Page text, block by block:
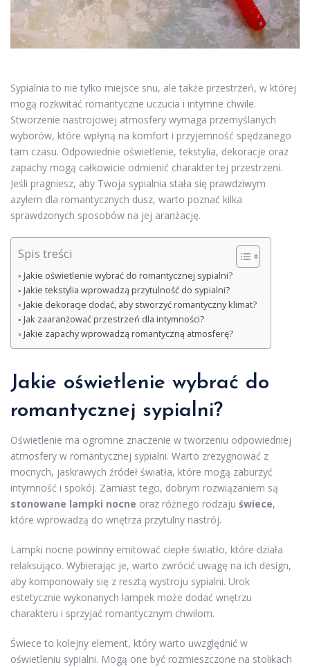
Sypialnia to nie tylko miejsce snu, ale także przestrzeń, w której
mogą rozkwitać romantyczne uczucia i intymne chwile.
Stworzenie nastrojowej atmosfery wymaga przemyślanych
wyborów, które wpłyną na komfort i przyjemność spędzanego
tam czasu. Odpowiednie oświetlenie, tekstylia, dekoracje oraz
zapachy mogą całkowicie odmienić charakter tej przestrzeni.
Jeśli pragniesz, aby Twoja sypialnia stała się prawdziwym
azylem dla romantycznych dusz, warto poznać kilka
sprawdzonych sposobów na jej aranżację.
Spis treści
Jakie oświetlenie wybrać do romantycznej sypialni?
Jakie tekstylia wprowadzą przytulność do sypialni?
Jakie dekoracje dodać, aby stworzyć romantyczny klimat?
Jak zaaranżować przestrzeń dla intymności?
Jakie zapachy wprowadzą romantyczną atmosferę?
Jakie oświetlenie wybrać do
romantycznej sypialni?
Oświetlenie ma ogromne znaczenie w tworzeniu odpowiedniej
atmosfery w romantycznej sypialni. Warto zrezygnować z
mocnych, jaskrawych źródeł światła, które mogą zaburzyć
intymność i spokój. Zamiast tego, dobrym rozwiązaniem są
stonowane lampki nocne oraz różnego rodzaju świece,
które wprowadzą do wnętrza przytulny nastrój.
Lampki nocne powinny emitować ciepłe światło, które działa
relaksująco. Wybierając je, warto zwrócić uwagę na ich design,
aby komponowały się z resztą wystroju sypialni. Urok
estetycznie wykonanych lampek może dodać wnętrzu
charakteru i sprzyjać romantycznym chwilom.
Świece to kolejny element, który warto uwzględnić w
oświetleniu sypialni. Mogą one być rozmieszczone na stolikach